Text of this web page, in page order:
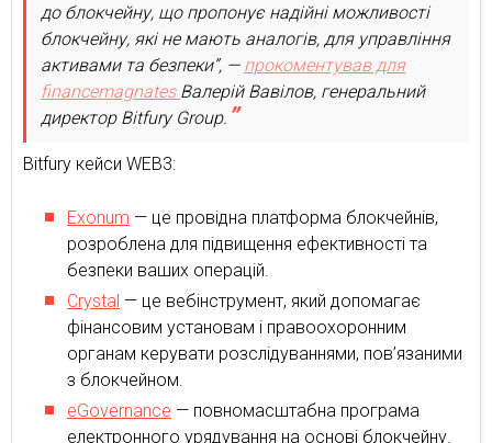
до блокчейну, що пропонує надійні можливості
блокчейну, які не мають аналогів, для управління
активами та безпеки”, — прокоментував для
financemagnates Валерій Вавілов, генеральний
директор Bitfury Group.
Bitfury кейси WEB3:
Exonum — це провідна платформа блокчейнів,
розроблена для підвищення ефективності та
безпеки ваших операцій.
Crystal — це вебінструмент, який допомагає
фінансовим установам і правоохоронним
органам керувати розслідуваннями, пов’язаними
з блокчейном.
eGovernance — повномасштабна програма
електронного урядування на основі блокчейну.